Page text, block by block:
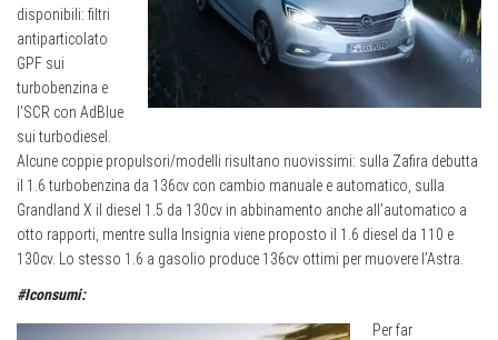
disponibili: filtri
antiparticolato
GPF sui
turbobenzina e
l’SCR con AdBlue
sui turbodiesel.
Alcune coppie propulsori/modelli risultano nuovissimi: sulla Zafira debutta
il 1.6 turbobenzina da 136cv con cambio manuale e automatico, sulla
Grandland X il diesel 1.5 da 130cv in abbinamento anche all’automatico a
otto rapporti, mentre sulla Insignia viene proposto il 1.6 diesel da 110 e
130cv. Lo stesso 1.6 a gasolio produce 136cv ottimi per muovere l’Astra.
#Iconsumi:
Per far